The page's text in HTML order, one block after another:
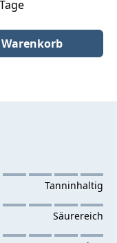
ein oder benutze